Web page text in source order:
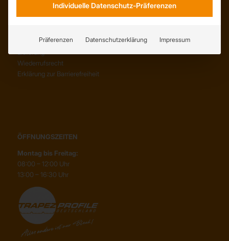
Abholung
Wiederrufsrecht
Erklärung zur Barrierefreiheit
ÖFFNUNGSZEITEN
Montag bis Freitag:
08:00 – 12:00 Uhr
13:00 – 16:30 Uhr
Individuelle Datenschutz-Präferenzen
Präferenzen Datenschutzerklärung Impressum